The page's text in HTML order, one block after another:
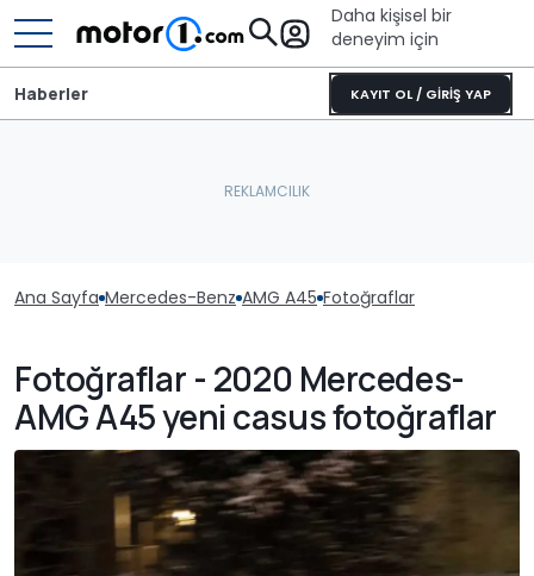
Daha kişisel bir
deneyim için
KAYIT OL / GİRİŞ YAP
Haberler
Ana Sayfa Mercedes-Benz AMG A45 Fotoğraflar
Fotoğraflar - 2020 Mercedes-
AMG A45 yeni casus fotoğraflar